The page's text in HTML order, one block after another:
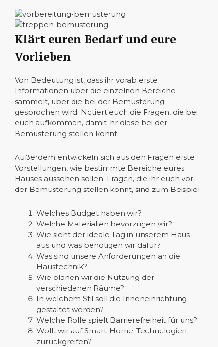
Klärt euren Bedarf und eure
Vorlieben
Von Bedeutung ist, dass ihr vorab erste
Informationen über die einzelnen Bereiche
sammelt, über die bei der Bemusterung
gesprochen wird. Notiert euch die Fragen, die bei
euch aufkommen, damit ihr diese bei der
Bemusterung stellen könnt.
Außerdem entwickeln sich aus den Fragen erste
Vorstellungen, wie bestimmte Bereiche eures
Hauses aussehen sollen. Fragen, die ihr euch vor
der Bemusterung stellen könnt, sind zum Beispiel:
Welches Budget haben wir?
Welche Materialien bevorzugen wir?
Wie sieht der ideale Tag in unserem Haus
aus und was benötigen wir dafür?
Was sind unsere Anforderungen an die
Haustechnik?
Wie planen wir die Nutzung der
verschiedenen Räume?
In welchem Stil soll die Inneneinrichtung
gestaltet werden?
Welche Rolle spielt Barrierefreiheit für uns?
Wollt wir auf Smart-Home-Technologien
zurückgreifen?